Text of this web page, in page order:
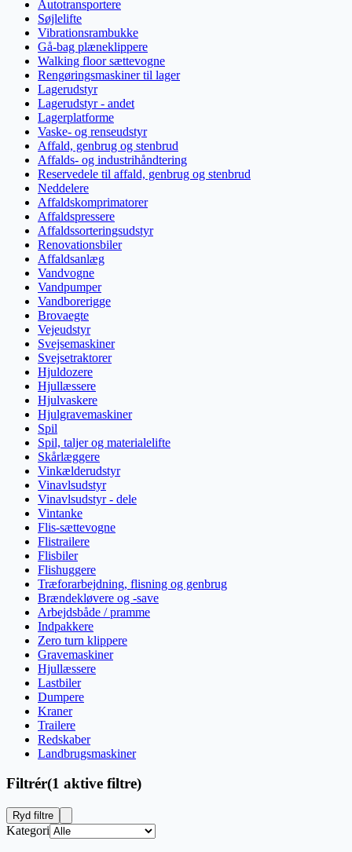
Autotransportere
Søjlelifte
Vibrationsrambukke
Gå-bag plæneklippere
Walking floor sættevogne
Rengøringsmaskiner til lager
Lagerudstyr
Lagerudstyr - andet
Lagerplatforme
Vaske- og renseudstyr
Affald, genbrug og stenbrud
Affalds- og industrihåndtering
Reservedele til affald, genbrug og stenbrud
Neddelere
Affaldskomprimatorer
Affaldspressere
Affaldssorteringsudstyr
Renovationsbiler
Affaldsanlæg
Vandvogne
Vandpumper
Vandborerigge
Brovaegte
Vejeudstyr
Svejsemaskiner
Svejsetraktorer
Hjuldozere
Hjullæssere
Hjulvaskere
Hjulgravemaskiner
Spil
Spil, taljer og materialelifte
Skårlæggere
Vinkælderudstyr
Vinavlsudstyr
Vinavlsudstyr - dele
Vintanke
Flis-sættevogne
Flistrailere
Flisbiler
Flishuggere
Træforarbejdning, flisning og genbrug
Brændekløvere og -save
Arbejdsbåde / pramme
Indpakkere
Zero turn klippere
Gravemaskiner
Hjullæssere
Lastbiler
Dumpere
Kraner
Trailere
Redskaber
Landbrugsmaskiner
Filtrér(1 aktive filtre)
Ryd filtre
Kategori